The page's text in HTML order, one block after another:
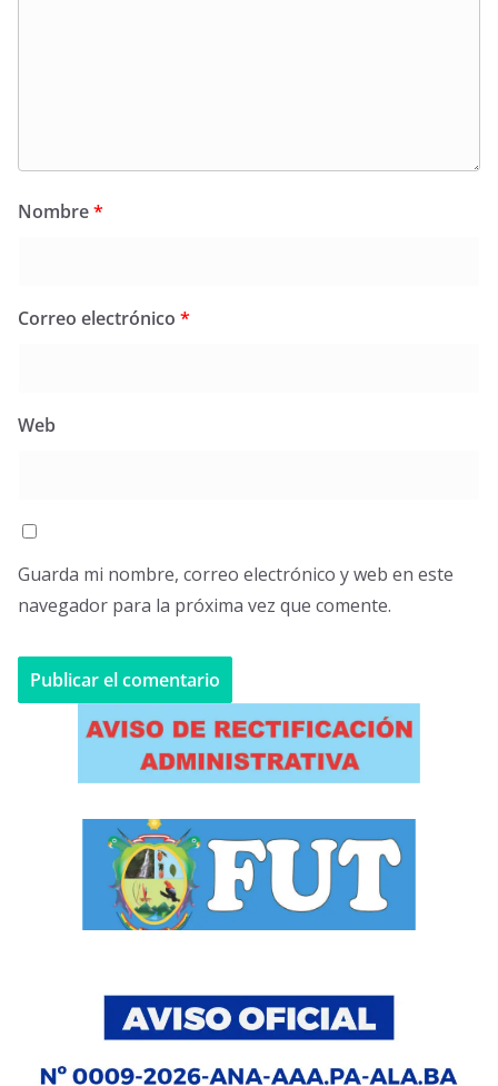
Nombre*
Correo electrónico *
Web
Guarda mi nombre, correo electrónico y web en este
navegador para la próxima vez que comente.